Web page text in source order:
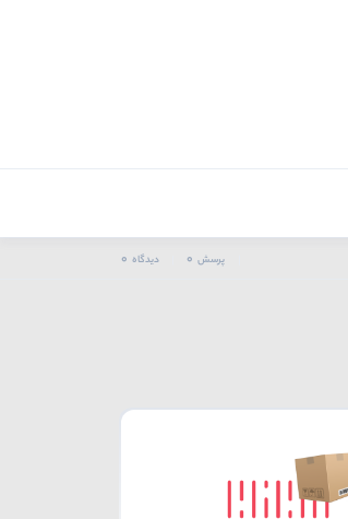
پرسش 0 دیدگاه 0